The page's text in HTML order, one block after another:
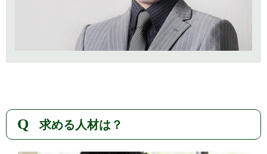
求める人材は？